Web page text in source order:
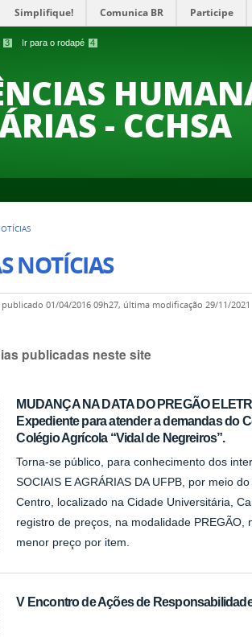
3 Ir para o rodapé 4
Simplifique! Comunica BR Participe
- CCHSA
NOTÍCIAS
publicado 01/04/2016 09h27, última modificação 29/11/2021
publicadas neste site
MUDANÇA NA DATA DO PREGÃO
Expediente para atender a demandas do
Colégio Agrícola “Vidal de Negreiros”.
Torna-se público, para conhecimento dos
SOCIAIS E AGRÁRIAS DA UFPB, por meio
Centro, localizado na Cidade Universitária,
registro de preços, na modalidade
menor preço por item.
V Encontro de Ações de